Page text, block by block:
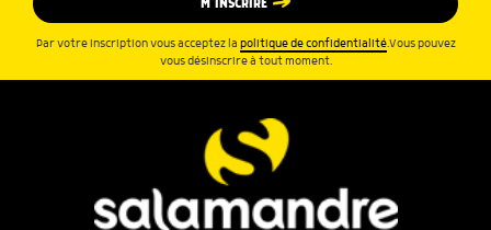
M’INSCRIRE
Par votre inscription vous acceptez la politique de confidentialité.Vous pouvez
vous désinscrire à tout moment.